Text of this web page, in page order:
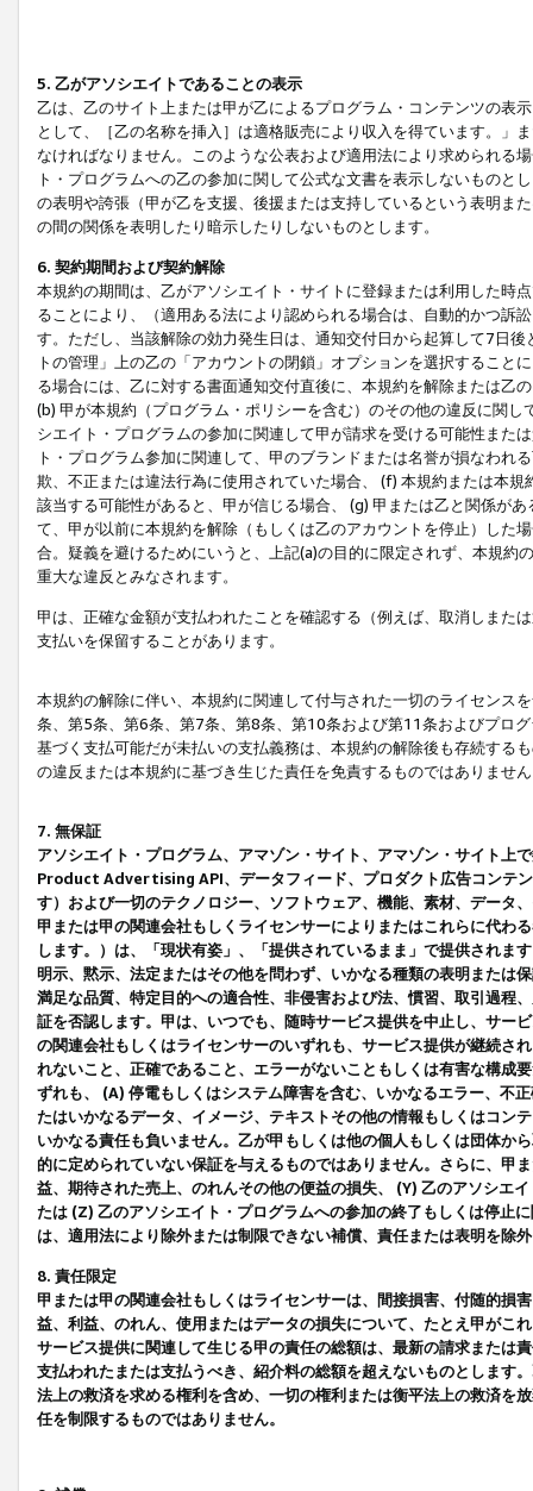
5. 乙がアソシエイトであることの表示
乙は、乙のサイト上または甲が乙によるプログラム・コンテンツの表
として、［乙の名称を挿入］は適格販売により収入を得ています。」
なければなりません。このような公表および適用法により求められる
ト・プログラムへの乙の参加に関して公式な文書を表示しないもの
の表明や誇張（甲が乙を支援、後援または支持しているという表明ま
の間の関係を表明したり暗示したりしないものとします。
6. 契約期間および契約解除
本規約の期間は、乙がアソシエイト・サイトに登録または利用した時
ることにより、（適用ある法により認められる場合は、自動的かつ訴
す。ただし、当該解除の効力発生日は、通知交付日から起算して7日
トの管理」上の乙の「アカウントの閉鎖」オプションを選択するこ
る場合には、乙に対する書面通知交付直後に、本規約を解除または乙
(b) 甲が本規約（プログラム・ポリシーを含む）のその他の違反に関
シエイト・プログラムの参加に関連して甲が請求を受ける可能性また
ト・プログラム参加に関連して、甲のブランドまたは名誉が損なわれ
欺、不正または違法行為に使用されていた場合、 (f) 本規約または本
該当する可能性があると、甲が信じる場合、 (g) 甲または乙と関係が
て、甲が以前に本規約を解除（もしくは乙のアカウントを停止）した
合。疑義を避けるためにいうと、上記(a)の目的に限定されず、本規
重大な違反とみなされます。
甲は、正確な金額が支払われたことを確認する（例えば、取消しまた
支払いを保留することがあります。
本規約の解除に伴い、本規約に関連して付与された一切のライセンス
条、第5条、第6条、第7条、第8条、第10条および第11条およびプロ
基づく支払可能だが未払いの支払義務は、本規約の解除後も存続する
の違反または本規約に基づき生じた責任を免責するものではありませ
7. 無保証
アソシエイト・プログラム、アマゾン・サイト、アマゾン・サイト上
Product Advertising API、データフィード、プロダクト広告コンテ
す）および一切のテクノロジー、ソフトウェア、機能、素材、データ
甲または甲の関連会社もしくライセンサーによりまたはこれらに代わ
します。）は、「現状有姿」、「提供されているまま」で提供されま
明示、黙示、法定またはその他を問わず、いかなる種類の表明または
満足な品質、特定目的への適合性、非侵害および法、慣習、取引過程
証を否認します。甲は、いつでも、随時サービス提供を中止し、サー
の関連会社もしくはライセンサーのいずれも、サービス提供が継続さ
れないこと、正確であること、エラーがないこともしくは有害な構成
ずれも、 (A) 停電もしくはシステム障害を含む、いかなるエラー、不
たはいかなるデータ、イメージ、テキストその他の情報もしくはコン
いかなる責任も負いません。乙が甲もしくは他の個人もしくは団体か
的に定められていない保証を与えるものではありません。さらに、甲
益、期待された売上、のれんその他の便益の損失、 (Y) 乙のアソシエ
たは (Z) 乙のアソシエイト・プログラムへの参加の終了もしくは停止
は、適用法により除外または制限できない補償、責任または表明を除
8. 責任限定
甲または甲の関連会社もしくはライセンサーは、間接損害、付随的損
益、利益、のれん、使用またはデータの損失について、たとえ甲がこ
サービス提供に関連して生じる甲の責任の総額は、最新の請求または
支払われたまたは支払うべき、紹介料の総額を超えないものとします
法上の救済を求める権利を含め、一切の権利または衡平法上の救済を
任を制限するものではありません。